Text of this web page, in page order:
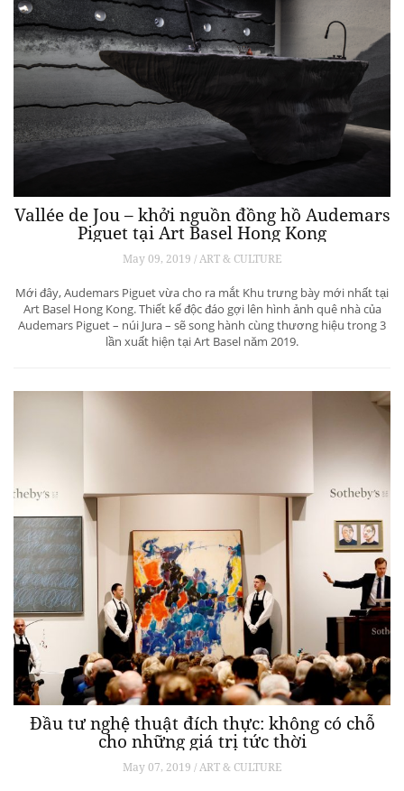
Vallée de Jou – khởi nguồn đồng hồ Audemars
Piguet tại Art Basel Hong Kong
May 09, 2019 / ART & CULTURE
Mới đây, Audemars Piguet vừa cho ra mắt Khu trưng bày mới nhất tại
Art Basel Hong Kong. Thiết kế độc đáo gợi lên hình ảnh quê nhà của
Audemars Piguet – núi Jura – sẽ song hành cùng thương hiệu trong 3
lần xuất hiện tại Art Basel năm 2019.
Đầu tư nghệ thuật đích thực: không có chỗ
cho những giá trị tức thời
May 07, 2019 / ART & CULTURE